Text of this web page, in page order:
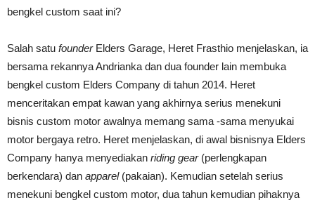
bengkel custom saat ini?
Salah satu founderElders Garage, Heret Frasthio menjelaskan, ia
bersama rekannya Andrianka dan dua founder lain membuka
bengkel custom Elders Company di tahun 2014. Heret
menceritakan empat kawan yang akhirnya serius menekuni
bisnis custom motor awalnya memang sama -sama menyukai
motor bergaya retro. Heret menjelaskan, di awal bisnisnya Elders
Company hanya menyediakan riding gear(perlengkapan
berkendara) dan apparel (pakaian). Kemudian setelah serius
menekuni bengkel custom motor, dua tahun kemudian pihaknya